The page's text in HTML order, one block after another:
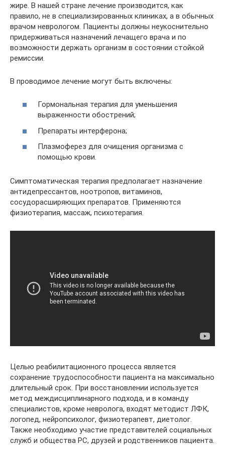
жире. В нашей стране лечение производится, как
правило, не в специализированных клиниках, а в обычных
врачом неврологом. Пациенты должны неукоснительно
придерживаться назначений лечащего врача и по
возможности держать организм в состоянии стойкой
ремиссии.
В проводимое лечение могут быть включены:
Гормональная терапия для уменьшения
выраженности обострений;
Препараты интерферона;
Плазмоферез для очищения организма с
помощью крови.
Симптоматическая терапия предполагает назначение
антидепрессантов, ноотропов, витаминов,
сосудорасширяющих препаратов. Применяются
физиотерапия, массаж, психотерапия.
Целью реабилитационного процесса является
сохранение трудоспособности пациента на максимально
длительный срок. При восстановлении используется
метод междисциплинарного подхода, и в команду
специалистов, кроме невролога, входят методист ЛФК,
логопед, нейропсихолог, физиотерапевт, диетолог.
Также необходимо участие представителей социальных
служб и общества РС, друзей и родственников пациента.